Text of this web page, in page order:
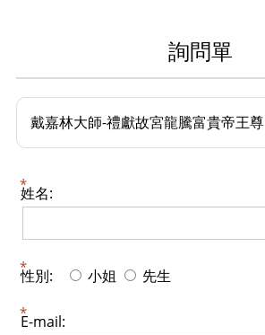
詢問單
戴嘉林大師-禮獻故宮龍騰富貴帝王尊
姓名:
性別: 小姐 先生
E-mail: